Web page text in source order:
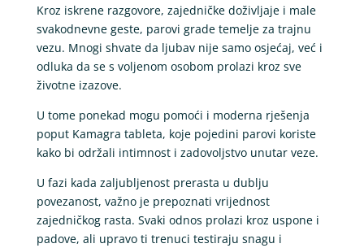
Kroz iskrene razgovore, zajedničke doživljaje i male
svakodnevne geste, parovi grade temelje za trajnu
vezu. Mnogi shvate da ljubav nije samo osjećaj, već i
odluka da se s voljenom osobom prolazi kroz sve
životne izazove.
U tome ponekad mogu pomoći i moderna rješenja
poput Kamagra tableta, koje pojedini parovi koriste
kako bi održali intimnost i zadovoljstvo unutar veze.
U fazi kada zaljubljenost prerasta u dublju
povezanost, važno je prepoznati vrijednost
zajedničkog rasta. Svaki odnos prolazi kroz uspone i
padove, ali upravo ti trenuci testiraju snagu i